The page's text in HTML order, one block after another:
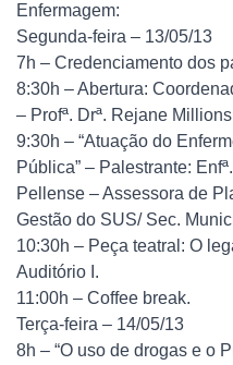
Enfermagem:
Segunda-feira – 13/05/13
7h – Credenciamento dos
8:30h – Abertura:
– Profª. Drª. Rejane
9:30h – “Atuação do
Pública” – Palestrante:
Pellense – Assessora de
Gestão do SUS/ Sec.
10:30h – Peça teatral: O
Auditório I.
11:00h – Coffee break.
Terça-feira – 14/05/13
8h – “O uso de drogas e o